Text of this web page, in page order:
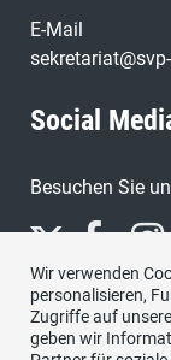
E-Mail
Social
Besuchen Sie
Wir verwenden
personalisieren,
Zugriffe auf
geben wir